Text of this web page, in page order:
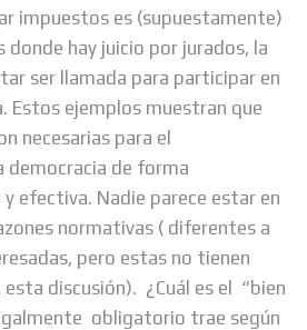
impuestos es (supuestamente)
donde hay juicio por jurados, la
ser llamada para participar en
Estos ejemplos muestran que
necesarias para el
democracia de forma
efectiva. Nadie parece estar en
normativas ( diferentes a
pero estas no tienen
discusión). ¿Cuál es el “bien
obligatorio trae según